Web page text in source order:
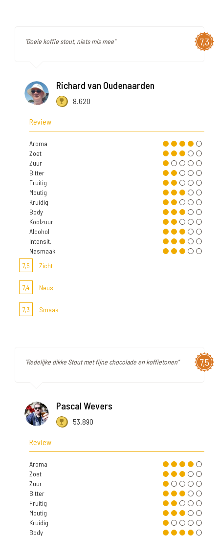
7,3
"Goeie koffie stout, niets mis mee"
Richard van Oudenaarden
8.620
Review
Aroma
Zoet
Zuur
Bitter
Fruitig
Moutig
Kruidig
Body
Koolzuur
Alcohol
Intensit.
Nasmaak
7,5
Zicht
7,4 Neus
7,3 Smaak
7,5
"Redelijke dikke Stout met fijne chocolade en koffietonen"
Pascal Wevers
53.890
Review
Aroma
Zoet
Zuur
Bitter
Fruitig
Moutig
Kruidig
Body